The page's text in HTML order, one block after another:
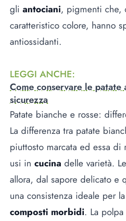
gli antociani, pigmenti che,
caratteristico colore, hanno
antiossidanti.
LEGGI ANCHE:
Come conservare le
sicurezza
Patate bianche e rosse:
La differenza tra patate
piuttosto marcata ed essa
usi in cucina delle varietà.
allora, dal sapore delicato e
una consistenza ideale per
composti morbidi. La